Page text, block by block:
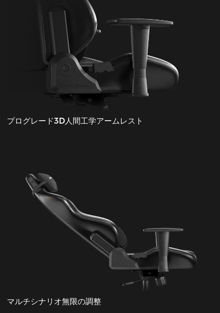
プログレード3D人間工学アームレスト
マルチシナリオ無限の調整